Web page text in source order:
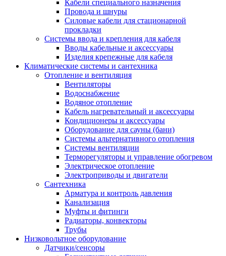
Кабели специального назначения
Провода и шнуры
Силовые кабели для стационарной
прокладки
Системы ввода и крепления для кабеля
Вводы кабельные и аксессуары
Изделия крепежные для кабеля
Климатические системы и сантехника
Отопление и вентиляция
Вентиляторы
Водоснабжение
Водяное отопление
Кабель нагревательный и аксессуары
Кондиционеры и аксессуары
Оборудование для сауны (бани)
Системы альтернативного отопления
Системы вентиляции
Терморегуляторы и управление обогревом
Электрическое отопление
Электроприводы и двигатели
Сантехника
Арматура и контроль давления
Канализация
Муфты и фитинги
Радиаторы, конвекторы
Трубы
Низковольтное оборудование
Датчики/сенсоры